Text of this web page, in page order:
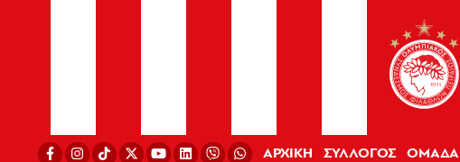
ΑΡΧΙΚΗ ΣΥΛΛΟΓΟΣ ΟΜΑΔΑ